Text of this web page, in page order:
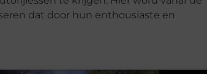
dat door hun enthousiaste en